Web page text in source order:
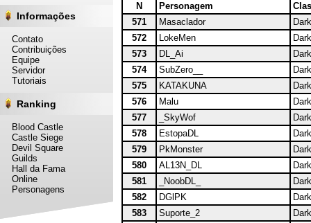
Informações
Contato
Contribuições
Equipe
Servidor
Tutoriais
Ranking
Blood Castle
Castle Siege
Devil Square
Guilds
Hall da Fama
Online
Personagens
N
Personagem
571
Masaclador
572
LokeMen
573
DL_Ai
574
SubZero__
575
KATAKUNA
576
Malu
577
_SkyWof
578
EstopaDL
579
PkMonster
580
AL13N_DL
581
_NoobDL_
582
DGlPK
583
Suporte_2